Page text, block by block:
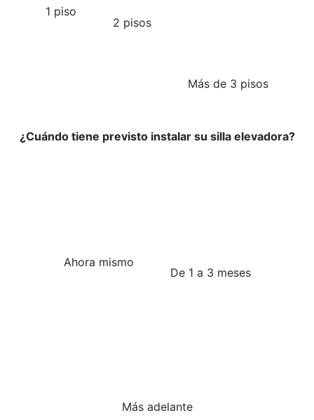
1 piso
2 pisos
Más de 3 pisos
¿Cuándo tiene previsto instalar su silla elevadora?
Ahora mismo
De 1 a 3 meses
Más adelante